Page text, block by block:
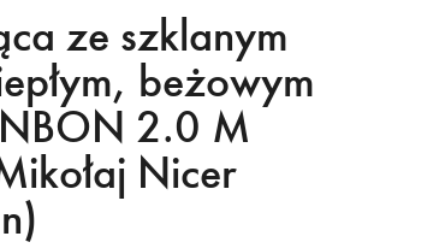
ze szklanym
beżowym
2.0 M
Nicer